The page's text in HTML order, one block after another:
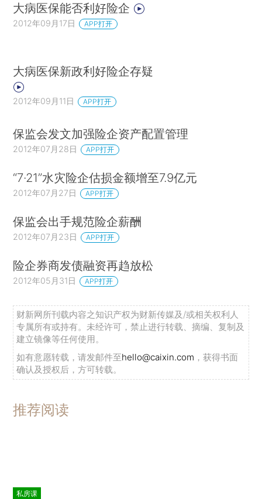
大病医保能否利好险企
2012年09月17日 APP打开
大病医保新政利好险企存疑
2012年09月11日 APP打开
保监会发文加强险企资产配置管理
2012年07月28日 APP打开
“7·21”水灾险企估损金额增至7.9亿元
2012年07月27日 APP打开
保监会出手规范险企薪酬
2012年07月23日 APP打开
险企券商发债融资再趋放松
2012年05月31日 APP打开
财新网所刊载内容之知识产权为财新传媒及/或相关权利人
专属所有或持有。未经许可，禁止进行转载、摘编、复制及
建立镜像等任何使用。
如有意愿转载，请发邮件至hello@caixin.com ，获得书面
确认及授权后，方可转载。
推荐阅读
私房课